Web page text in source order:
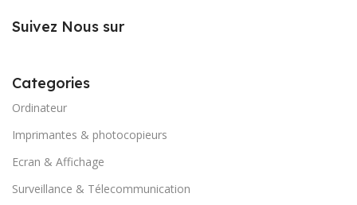
Suivez Nous sur
Categories
Ordinateur
Imprimantes & photocopieurs
Ecran & Affichage
Surveillance & Télecommunication